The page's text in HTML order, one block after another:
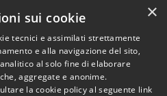
Copyright © 2026 • Comune di
×
sui cookie
tecnici e assimilati strettamente
e alla navigazione del sito,
al solo fine di elaborare
aggregate e anonime.
la cookie policy al seguente link